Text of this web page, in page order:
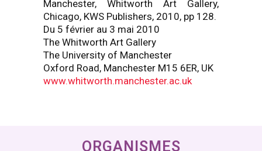
Manchester, Whitworth Art Gallery,
Chicago, KWS Publishers, 2010, pp 128.
Du 5 février au 3 mai 2010
The Whitworth Art Gallery
The University of Manchester
Oxford Road, Manchester M15 6ER, UK
www.whitworth.manchester.ac.uk
ORGANISMES